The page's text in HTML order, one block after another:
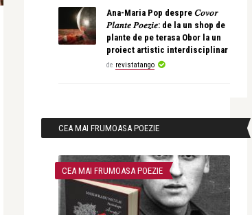
Ana-Maria Pop despre 𝐶𝑜𝑣𝑜𝑟
𝑃𝑙𝑎𝑛𝑡𝑒 𝑃𝑜𝑒𝑧𝑖𝑒: de la un shop de
plante de pe terasa Obor la un
proiect artistic interdisciplinar
de revistatango
CEA MAI FRUMOASA POEZIE
CEA MAI FRUMOASA POEZIE